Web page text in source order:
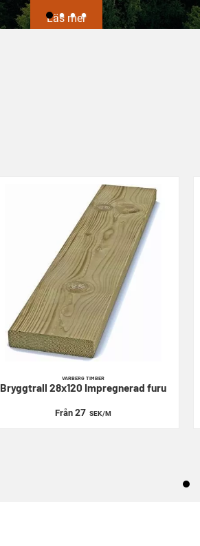
Läs mer
VARBERG TIMBER
Bryggtrall 28x120 Impregnerad furu
Från 27 SEK/M